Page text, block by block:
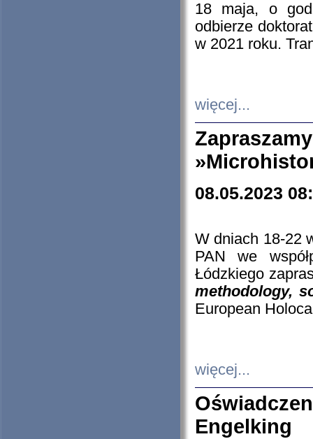
18 maja, o
odbierze
w 2021 roku.
więcej...
08.05.2023
W dniach 18-22
PAN we
Łódzkiego
methodology,
European
więcej...
Engelking